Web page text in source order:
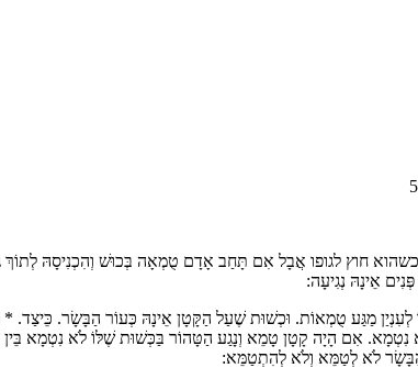
כשהוא חוץ לגופו אֲבָל אִם תָּחַב אָדָם טֻמְאָה בְּכוּשׁ
אֵינָהּ נְגִיעָה:
מַגַּע טֻמְאוֹת. וּכְשׁוּת שֶׁעַל הַקָּטָן אֵינָהּ כְּעוֹר הַבָּשָׂר.
אִם הָיָה קָטָן טָמֵא וְנָגַע הַטָּהוֹר בַּכְּשׁוּת שֶׁלּוֹ לֹא נִטְמָא בֵּין
הַבָּשָׂר לֹא לְטַמֵּא וְלֹא לְהִתְטַמֵּא: